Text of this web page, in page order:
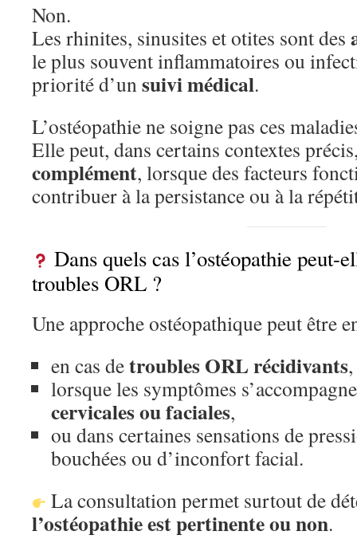
Non.
Les rhinites, sinusites et otites sont des
le plus souvent inflammatoires ou
priorité d’unsuivi médical.
L’ostéopathie ne soigne pas ces
Elle peut, dans certains contextes
complément, lorsque des facteurs
contribuer à la persistance ou à la
Dans quels cas l’ostéopathie peut-
troubles ORL ?
Une approche ostéopathique peut être
en cas detroubles ORL récidivants
lorsque les symptômes
cervicales ou faciales,
ou dans certaines sensations de
bouchées ou d’inconfort facial.
La consultation permet surtout de
l’ostéopathie est pertinente ou non.